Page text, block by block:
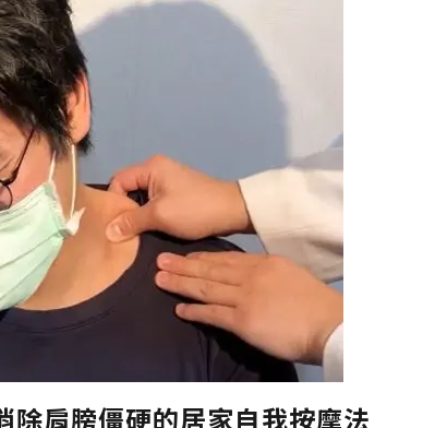
除肩膀僵硬的居家自我按摩法